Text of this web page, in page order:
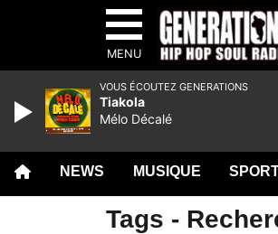
MENU
NEWS MUSIQUE
Tags -
VOUS ÉCOUTEZ GENERATIONS
Tiakola
Mélo Décalé